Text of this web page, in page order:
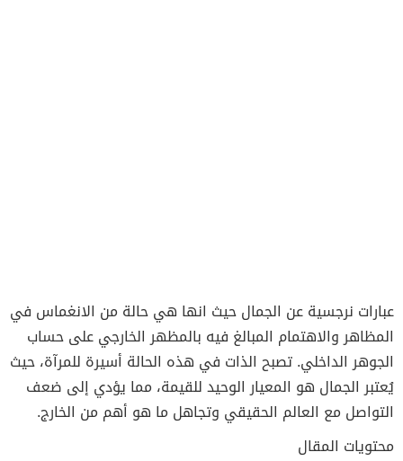
عبارات نرجسية عن الجمال حيث انها هي حالة من الانغماس في
المظاهر والاهتمام المبالغ فيه بالمظهر الخارجي على حساب
الجوهر الداخلي. تصبح الذات في هذه الحالة أسيرة للمرآة، حيث
يُعتبر الجمال هو المعيار الوحيد للقيمة، مما يؤدي إلى ضعف
التواصل مع العالم الحقيقي وتجاهل ما هو أهم من الخارج.
محتويات المقال